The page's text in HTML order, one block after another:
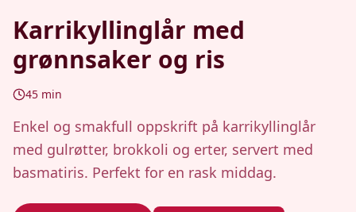
Karrikyllinglår med
grønnsaker og ris
45 min
Enkel og smakfull oppskrift på karrikyllinglår
med gulrøtter, brokkoli og erter, servert med
basmatiris. Perfekt for en rask middag.